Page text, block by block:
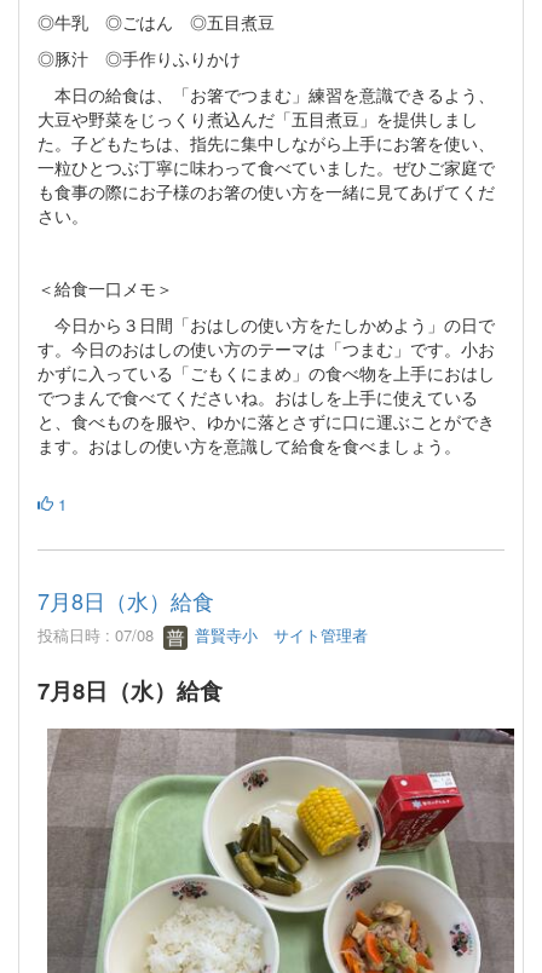
◎牛乳 ◎ごはん ◎五目煮豆
◎豚汁 ◎手作りふりかけ
本日の給食は、「お箸でつまむ」練習を意識できるよう、
大豆や野菜をじっくり煮込んだ「五目煮豆」を提供しまし
た。子どもたちは、指先に集中しながら上手にお箸を使い、
一粒ひとつぶ丁寧に味わって食べていました。ぜひご家庭で
も食事の際にお子様のお箸の使い方を一緒に見てあげてくだ
さい。
＜給食一口メモ＞
今日から３日間「おはしの使い方をたしかめよう」の日で
す。今日のおはしの使い方のテーマは「つまむ」です。小お
かずに入っている「ごもくにまめ」の食べ物を上手におはし
でつまんで食べてくださいね。おはしを上手に使えている
と、食べものを服や、ゆかに落とさずに口に運ぶことができ
ます。おはしの使い方を意識して給食を食べましょう。
1
7月8日（水）給食
投稿日時 : 07/08 普賢寺小 サイト管理者
7月8日（水）給食